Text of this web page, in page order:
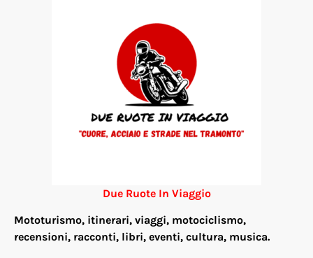
Due Ruote In Viaggio
Mototurismo, itinerari, viaggi, motociclismo,
recensioni, racconti, libri, eventi, cultura, musica.